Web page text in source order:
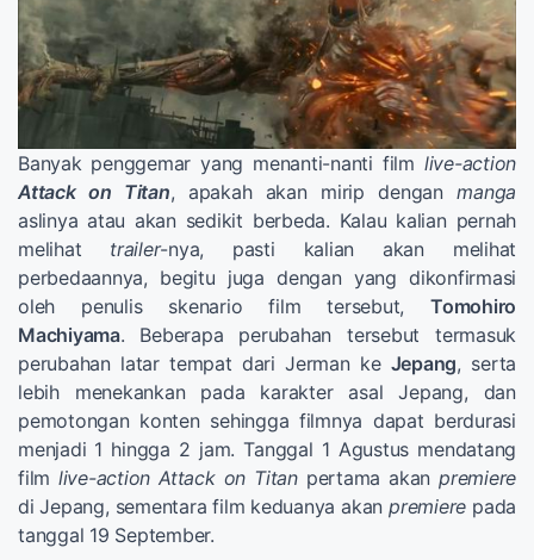
Banyak penggemar yang menanti-nanti film live-action
Attack on Titan, apakah akan mirip denganmanga
aslinya atau akan sedikit berbeda. Kalau kalian pernah
melihat trailer-nya, pasti kalian akan melihat
perbedaannya, begitu juga dengan yang dikonfirmasi
oleh penulis skenario film tersebut, Tomohiro
Machiyama. Beberapa perubahan tersebut termasuk
perubahan latar tempat dari Jerman ke Jepang, serta
lebih menekankan pada karakter asal Jepang, dan
pemotongan konten sehingga filmnya dapat berdurasi
menjadi 1 hingga 2 jam. Tanggal 1 Agustus mendatang
film live-action Attack on Titanpertama akanpremiere
di Jepang, sementara film keduanya akanpremiere pada
tanggal 19 September.